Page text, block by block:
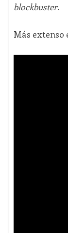
blockbuster.
Más extenso